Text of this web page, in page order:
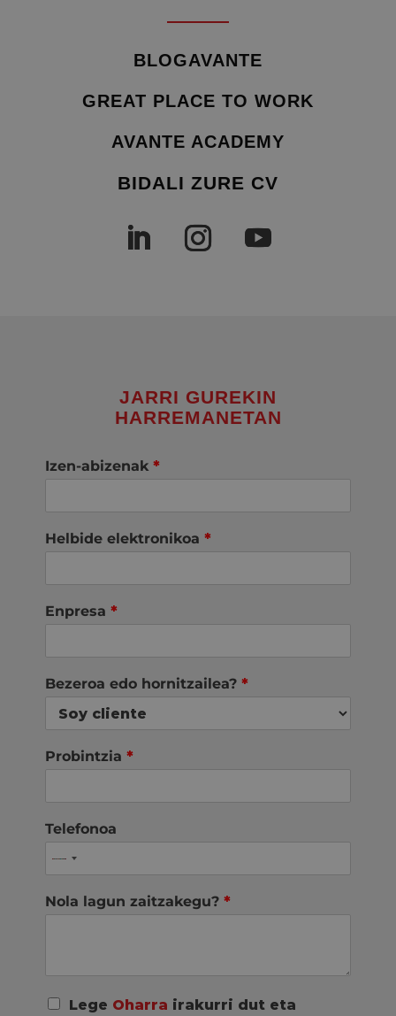
BLOGAVANTE
GREAT PLACE TO WORK
AVANTE ACADEMY
BIDALI ZURE CV
JARRI GUREKIN
HARREMANETAN
Izen-abizenak *
Helbide elektronikoa *
Enpresa *
Bezeroa edo hornitzailea? *
Probintzia *
Telefonoa
Nola lagun zaitzakegu? *
A
Lege Oharra irakurri dut eta